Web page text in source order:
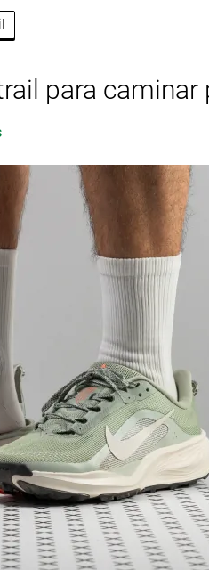
para caminar